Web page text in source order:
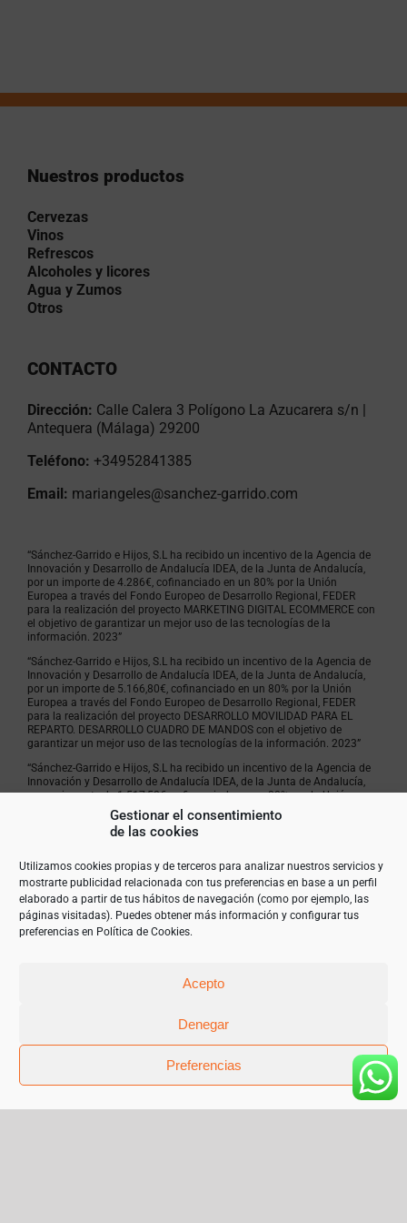
Gestionar el consentimiento
de las cookies
Utilizamos cookies propias y de terceros para analizar nuestros servicios y
mostrarte publicidad relacionada con tus preferencias en base a un perfil
elaborado a partir de tus hábitos de navegación (como por ejemplo, las
páginas visitadas). Puedes obtener más información y configurar tus
preferencias en Política de Cookies.
Acepto
Denegar
Preferencias
Nuestros productos
Cervezas
Vinos
Refrescos
Alcoholes y licores
Agua y Zumos
Otros
CONTACTO
Dirección: Calle Calera 3 Polígono La Azucarera s/n |
Antequera (Málaga) 29200
Teléfono: +34952841385
Email: mariangeles@sanchez-garrido.com
“Sánchez-Garrido e Hijos, S.L ha recibido un incentivo de la Agencia de
Innovación y Desarrollo de Andalucía IDEA, de la Junta de Andalucía,
por un importe de 4.286€, cofinanciado en un 80% por la Unión
Europea a través del Fondo Europeo de Desarrollo Regional, FEDER
para la realización del proyecto MARKETING DIGITAL ECOMMERCE con
el objetivo de garantizar un mejor uso de las tecnologías de la
información. 2023”
“Sánchez-Garrido e Hijos, S.L ha recibido un incentivo de la Agencia de
Innovación y Desarrollo de Andalucía IDEA, de la Junta de Andalucía,
por un importe de 5.166,80€, cofinanciado en un 80% por la Unión
Europea a través del Fondo Europeo de Desarrollo Regional, FEDER
para la realización del proyecto DESARROLLO MOVILIDAD PARA EL
REPARTO. DESARROLLO CUADRO DE MANDOS con el objetivo de
garantizar un mejor uso de las tecnologías de la información. 2023”
“Sánchez-Garrido e Hijos, S.L ha recibido un incentivo de la Agencia de
Innovación y Desarrollo de Andalucía IDEA, de la Junta de Andalucía,
por un importe de 1.517,50€, cofinanciado en un 80% por la Unión
Europea a través del Fondo Europeo de Desarrollo Regional, FEDER
para la realización del proyecto POTENCIACIÓN Y MEJORA
ECOMMERCE. NUEVO SERVIDOR Y OPTIMIZACIÓN ALMACENAJE con el
información. 2023”
|
Contacto|Proveedores|Productos|Política de privacidad|